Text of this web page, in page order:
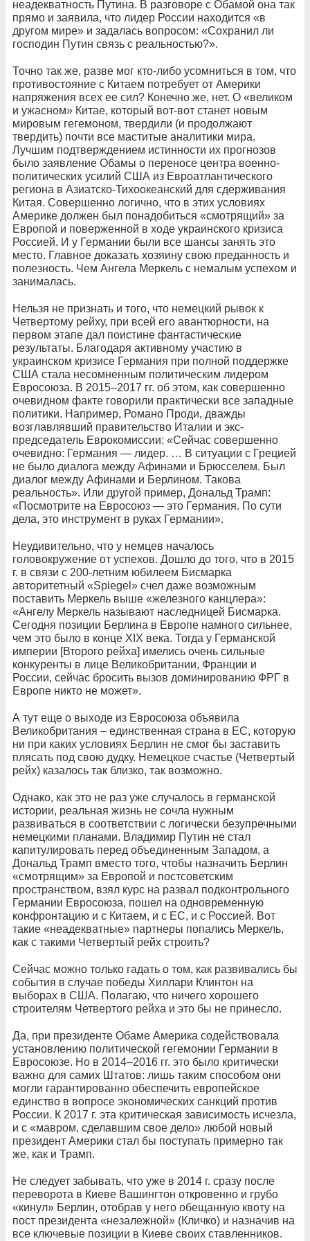
неадекватность Путина. В разговоре с Обамой она так
прямо и заявила, что лидер России находится «в
другом мире» и задалась вопросом: «Сохранил ли
господин Путин связь с реальностью?».
Точно так же, разве мог кто-либо усомниться в том, что
противостояние с Китаем потребует от Америки
напряжения всех ее сил? Конечно же, нет. О «великом
и ужасном» Китае, который вот-вот станет новым
мировым гегемоном, твердили (и продолжают
твердить) почти все маститые аналитики мира.
Лучшим подтверждением истинности их прогнозов
было заявление Обамы о переносе центра военно-
политических усилий США из Евроатлантического
региона в Азиатско-Тихоокеанский для сдерживания
Китая. Совершенно логично, что в этих условиях
Америке должен был понадобиться «смотрящий» за
Европой и поверженной в ходе украинского кризиса
Россией. И у Германии были все шансы занять это
место. Главное доказать хозяину свою преданность и
полезность. Чем Ангела Меркель с немалым успехом и
занималась.
Нельзя не признать и того, что немецкий рывок к
Четвертому рейху, при всей его авантюрности, на
первом этапе дал поистине фантастические
результаты. Благодаря активному участию в
украинском кризисе Германия при полной поддержке
США стала несомненным политическим лидером
Евросоюза. В 2015–2017 гг. об этом, как совершенно
очевидном факте говорили практически все западные
политики. Например, Романо Проди, дважды
возглавлявший правительство Италии и экс-
председатель Еврокомиссии: «Сейчас совершенно
очевидно: Германия — лидер. … В ситуации с Грецией
не было диалога между Афинами и Брюсселем. Был
диалог между Афинами и Берлином. Такова
реальность». Или другой пример, Дональд Трамп:
«Посмотрите на Евросоюз — это Германия. По сути
дела, это инструмент в руках Германии».
Неудивительно, что у немцев началось
головокружение от успехов. Дошло до того, что в 2015
г. в связи с 200-летним юбилеем Бисмарка
авторитетный «Spiegel» счел даже возможным
поставить Меркель выше «железного канцлера»:
«Ангелу Меркель называют наследницей Бисмарка.
Сегодня позиции Берлина в Европе намного сильнее,
чем это было в конце XIX века. Тогда у Германской
империи [Второго рейха] имелись очень сильные
конкуренты в лице Великобритании, Франции и
России, сейчас бросить вызов доминированию ФРГ в
Европе никто не может».
А тут еще о выходе из Евросоюза объявила
Великобритания – единственная страна в ЕС, которую
ни при каких условиях Берлин не смог бы заставить
плясать под свою дудку. Немецкое счастье (Четвертый
рейх) казалось так близко, так возможно.
Однако, как это не раз уже случалось в германской
истории, реальная жизнь не сочла нужным
развиваться в соответствии с логически безупречными
немецкими планами. Владимир Путин не стал
капитулировать перед объединенным Западом, а
Дональд Трамп вместо того, чтобы назначить Берлин
«смотрящим» за Европой и постсоветским
пространством, взял курс на развал подконтрольного
Германии Евросоюза, пошел на одновременную
конфронтацию и с Китаем, и с ЕС, и с Россией. Вот
такие «неадекватные» партнеры попались Меркель,
как с такими Четвертый рейх строить?
Сейчас можно только гадать о том, как развивались бы
события в случае победы Хиллари Клинтон на
выборах в США. Полагаю, что ничего хорошего
строителям Четвертого рейха и это бы не принесло.
Да, при президенте Обаме Америка содействовала
установлению политической гегемонии Германии в
Евросоюзе. Но в 2014–2016 гг. это было критически
важно для самих Штатов: лишь таким способом они
могли гарантированно обеспечить европейское
единство в вопросе экономических санкций против
России. К 2017 г. эта критическая зависимость исчезла,
и с «мавром, сделавшим свое дело» любой новый
президент Америки стал бы поступать примерно так
же, как и Трамп.
Не следует забывать, что уже в 2014 г. сразу после
переворота в Киеве Вашингтон откровенно и грубо
«кинул» Берлин, отобрав у него обещанную квоту на
пост президента «незалежной» (Кличко) и назначив на
все ключевые позиции в Киеве своих ставленников.